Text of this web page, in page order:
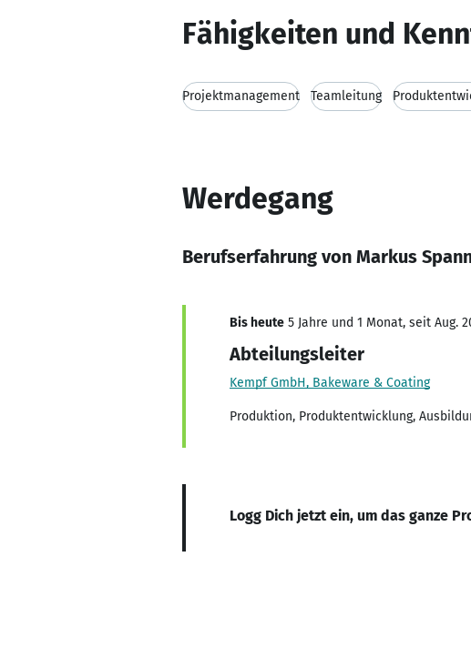
Fähigkeiten und
Projektmanagement Teamleitung
Werdegang
Berufserfahrung von Markus
Bis heute 5 Jahre und 1 Monat, seit Aug.
Abteilungsleiter
Kempf GmbH, Bakeware & Coating
Produktion, Produktentwicklung,
Logg Dich jetzt ein, um das ganze